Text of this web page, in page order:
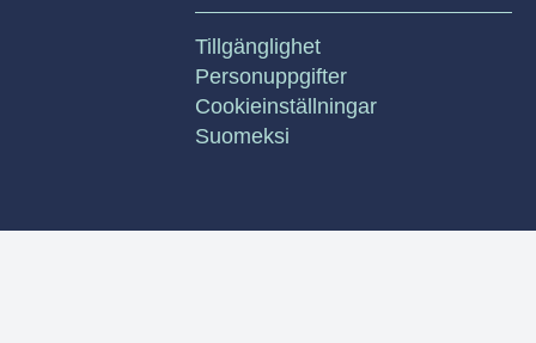
Tillgänglighet
Personuppgifter
Cookieinställningar
Suomeksi